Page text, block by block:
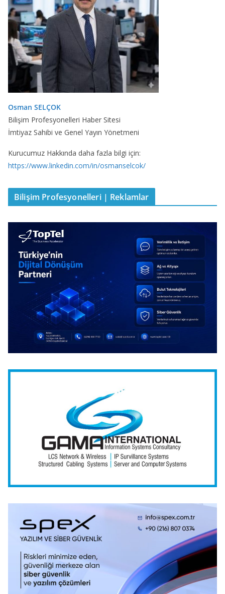
Osman SELÇOK
Bilişim Profesyonelleri Haber Sitesi
İmtiyaz Sahibi ve Genel Yayın Yönetmeni
Kurucumuz Hakkında daha fazla bilgi için:
https://www.linkedin.com/in/osmanselcok/
Bilişim Profesyonelleri | Reklamlar